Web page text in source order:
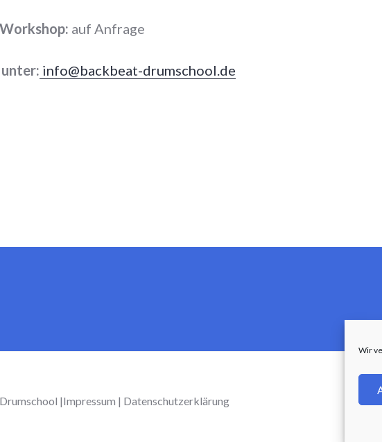
Wir
auf Anfrage
info@backbeat-drumschool.de
|Impressum | Datenschutzerklärung